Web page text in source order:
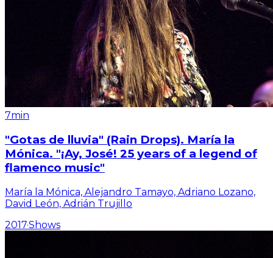
7min
"Gotas de lluvia" (Rain Drops). María la
Mónica. "¡Ay, José! 25 years of a legend of
flamenco music"
María la Mónica, Alejandro Tamayo, Adriano Lozano,
David León, Adrián Trujillo
2017·Shows